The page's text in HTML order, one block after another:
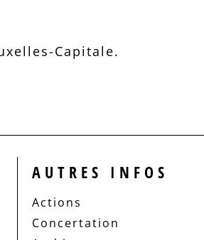
Capitale.
AUTRES INFOS
Actions
Concertation